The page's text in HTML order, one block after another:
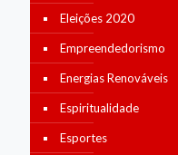
Eleições 2020
Empreendedorismo
Energias Renováveis
Espiritualidade
Esportes